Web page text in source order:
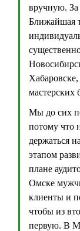
вручную. За
Ближайшая
мастерских
Мы до сих
потому что
держаться
этапом
плане
Омске
клиенты и
чтобы из
первую. В